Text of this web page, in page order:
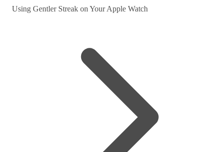
Using Gentler Streak on Your Apple Watch